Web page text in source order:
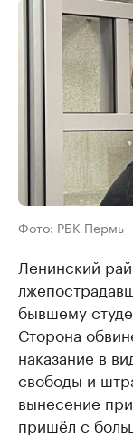
Фото: РБК Пермь
Ленинский
бывшему
Сторона
наказание в
свободы и
вынесение
пришёл с